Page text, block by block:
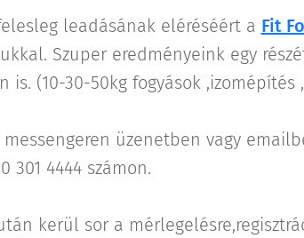
leadásának eléréséért a Fit
Szuper eredményeink egy
is. (10-30-50kg fogyások ,izomépítés
messengeren üzenetben vagy
4444 számon.
kerül sor a